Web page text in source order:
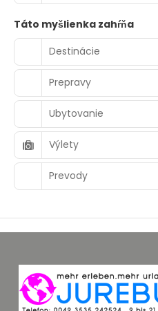
Táto myšlienka zahŕňa
Destinácie
Prepravy
Ubytovanie
Výlety
Prevody